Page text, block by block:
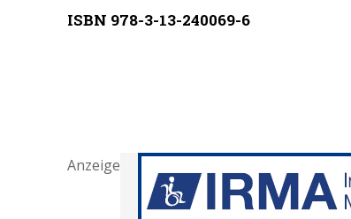
ISBN 978-3-13-240069-6
Anzeige